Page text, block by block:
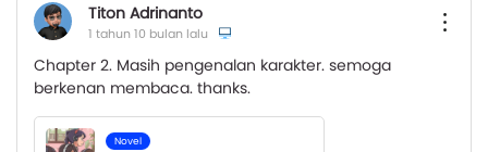
Titon Adrinanto
1 tahun 10 bulan lalu
Chapter 2. Masih pengenalan karakter. semoga
berkenan membaca. thanks.
Novel